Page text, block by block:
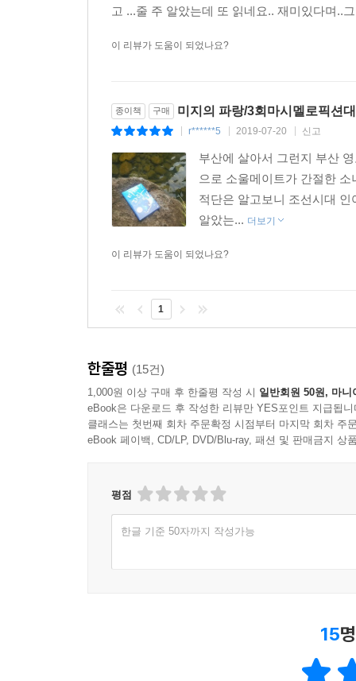
고 ...줄 주 알았는데 또 읽네요.. 재미있다며..
이 리뷰가 도움이 되었나요?
종이책 구매 미지의 파랑/3회마시멜로픽션
r******5 2019-07-20 신고
부산에 살아서 그런지 부산
으로 소울메이트가 간절한
적단은 알고보니 조선시대
알았는... 더보기
이 리뷰가 도움이 되었나요?
1
한줄평 (15건)
1,000원 이상 구매 후 한줄평 작성 시 일반회원 50원, 마니
eBook은 다운로드 후 작성한 리뷰만 YES포인트 지급됩니
클래스는 첫번째 회차 주문확정 시점부터 마지막 회차 주
eBook 페이백, CD/LP, DVD/Blu-ray, 패션 및 판매금지 상
평점
한글 기준 50자까지 작성가능
15